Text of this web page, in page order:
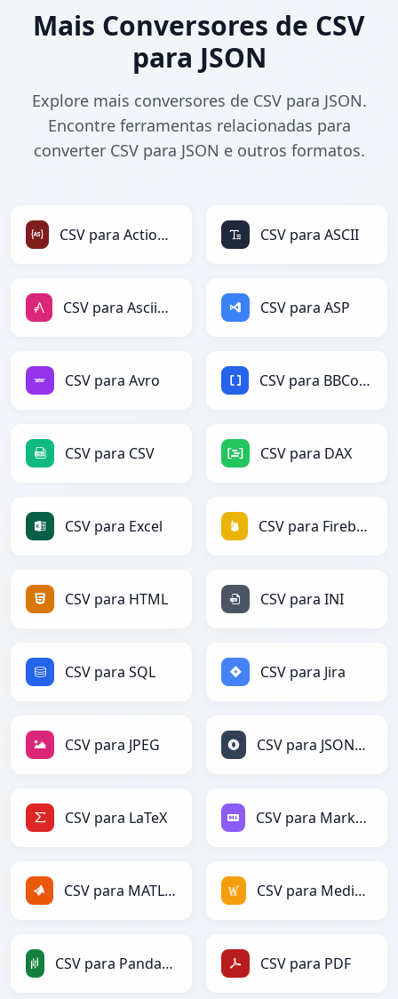
Mais Conversores de CSV
para JSON
Explore mais conversores de CSV para JSON.
Encontre ferramentas relacionadas para
converter CSV para JSON e outros formatos.
CSV para ActionScript CSV para ASCII
CSV para AsciiDoc CSV para ASP
CSV para Avro CSV para BBCode
CSV para CSV CSV para DAX
CSV para Excel CSV para Firebase
CSV para HTML CSV para INI
CSV para SQL CSV para Jira
CSV para JPEG CSV para JSONLines
CSV para LaTeX CSV para Markdown
CSV para MATLAB CSV para MediaWiki
CSV para PandasDataFrame CSV para PDF